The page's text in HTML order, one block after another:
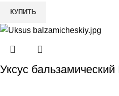
КУПИТЬ
Уксус